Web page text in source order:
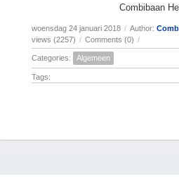
Combibaan
woensdag 24 januari 2018 / Author:
views (2257) / Comments (0) /
Categories: Algemeen
Tags: